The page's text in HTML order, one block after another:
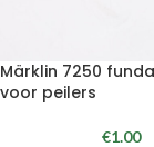
Märklin 7250
voor peilers
€1.00